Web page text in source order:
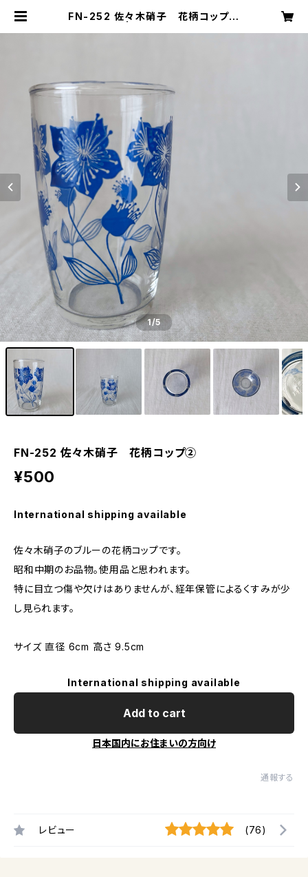
FN-252 佐々木硝子 花柄コップ②
1/5
FN-252 佐々木硝子 花柄コップ②
¥500
International shipping available
佐々木硝子のブルーの花柄コップです。
昭和中期のお品物。使用品と思われます。
特に目立つ傷や欠けはありませんが、経年保管によるくすみが少
し見られます。
サイズ 直径 6cm 高さ 9.5cm
International shipping available
Add to cart
日本国内にお住まいの方向け
通報する
レビュー (76)